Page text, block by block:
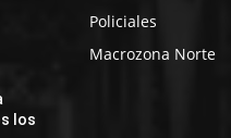
los
Policiales
Macrozona Norte